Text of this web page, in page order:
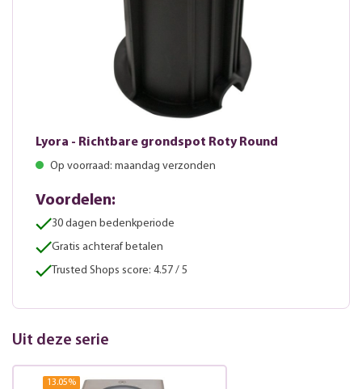
Lyora - Richtbare grondspot Roty Round
Op voorraad: maandag verzonden
Voordelen:
30 dagen bedenkperiode
Gratis achteraf betalen
Trusted Shops score: 4.57 / 5
Uit deze serie
13.05%